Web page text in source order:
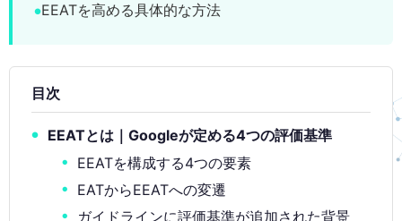
EEATを高める具体的な方法
目次
EEATとは｜Googleが定める4つの評価基準
EEATを構成する4つの要素
EATからEEATへの変遷
ガイドラインに評価基準が追加された背景